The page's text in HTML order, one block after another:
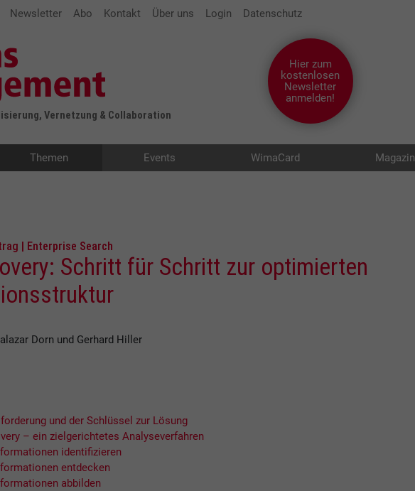
Newsletter Abo Kontakt Über uns Login Datenschutz
Vernetzung & Collaboration
Hier zum
kostenlosen
Newsletter
anmelden!
Themen Events WimaCard Magazin
| Enterprise Search
Schritt für Schritt zur optimierten
Dorn und Gerhard Hiller
und der Schlüssel zur Lösung
– ein zielgerichtetes Analyseverfahren
identifizieren
entdecken
abbilden